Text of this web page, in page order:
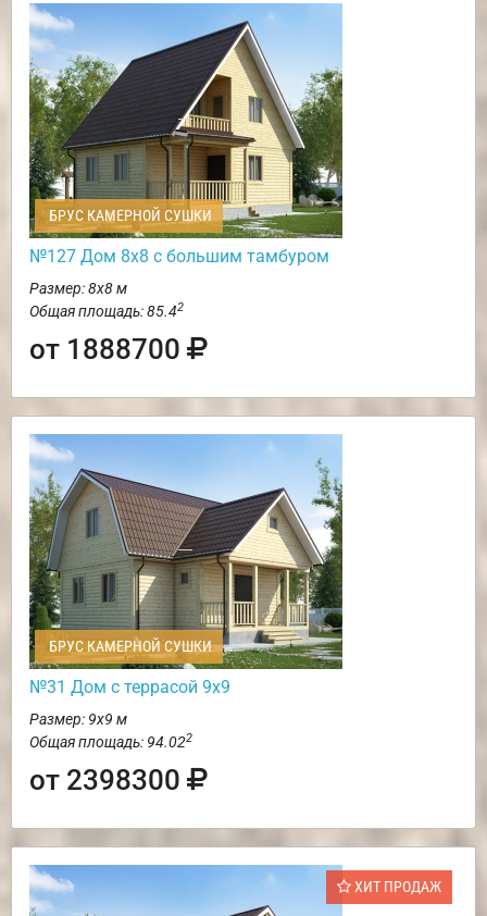
БРУС КАМЕРНОЙ СУШКИ
№127 Дом 8х8 с большим тамбуром
Размер: 8х8 м
Общая площадь: 85.42
от 1888700
БРУС КАМЕРНОЙ СУШКИ
№31 Дом с террасой 9х9
Размер: 9х9 м
Общая площадь: 94.022
от 2398300
ХИТ ПРОДАЖ